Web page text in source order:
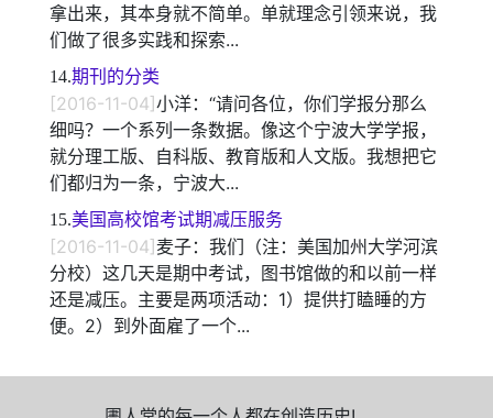
拿出来，其本身就不简单。单就理念引领来说，我
们做了很多实践和探索...
14.期刊的分类
[2016-11-04]小洋：“请问各位，你们学报分那么
细吗？一个系列一条数据。像这个宁波大学学报，
就分理工版、自科版、教育版和人文版。我想把它
们都归为一条，宁波大...
15.美国高校馆考试期减压服务
[2016-11-04]麦子：我们（注：美国加州大学河滨
分校）这几天是期中考试，图书馆做的和以前一样
还是减压。主要是两项活动：1）提供打瞌睡的方
便。2）到外面雇了一个...